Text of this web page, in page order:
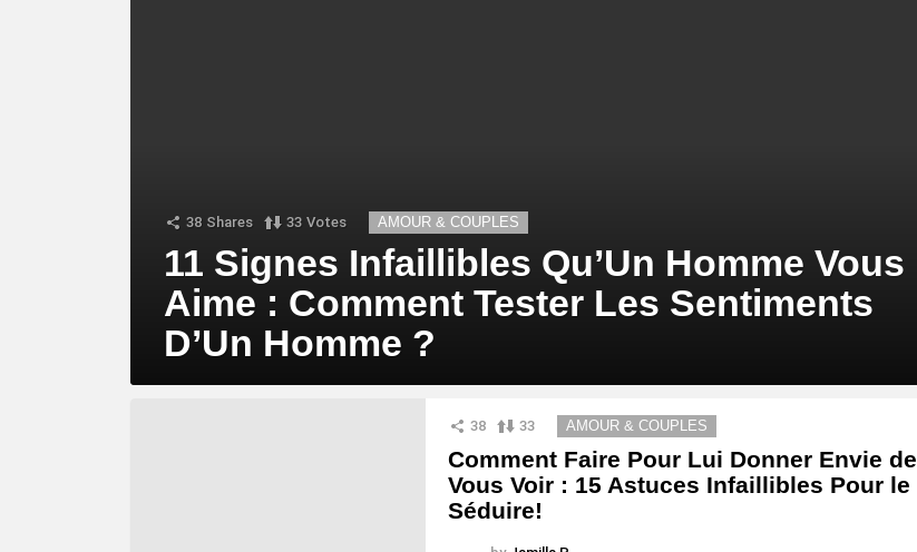
38 Shares 33 Votes AMOUR & COUPLES
11 Signes Infaillibles Qu’Un Homme Vous
Aime : Comment Tester Les Sentiments
D’Un Homme ?
38 33 AMOUR & COUPLES
Comment Faire Pour Lui Donner Envie de
Vous Voir : 15 Astuces Infaillibles Pour le
Séduire!